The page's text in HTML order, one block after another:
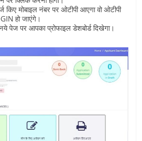
मोबाइल नंबर पर ओटीपी आएगा वो ओटीपी
हो जाएंगे।
पेज पर आपका प्रोफाइल डेशबोर्ड दिखेगा।